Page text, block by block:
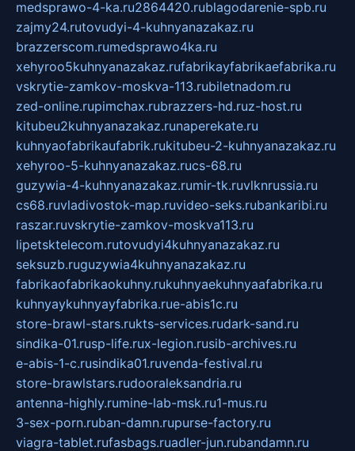
medsprawo-4-ka.ru2864420.rublagodarenie-spb.ru
zajmy24.rutovudyi-4-kuhnyanazakaz.ru
brazzerscom.rumedsprawo4ka.ru
xehyroo5kuhnyanazakaz.rufabrikayfabrikaefabrika.ru
vskrytie-zamkov-moskva-113.rubiletnadom.ru
zed-online.rupimchax.rubrazzers-hd.ruz-host.ru
kitubeu2kuhnyanazakaz.runaperekate.ru
kuhnyaofabrikaufabrik.rukitubeu-2-kuhnyanazakaz.ru
xehyroo-5-kuhnyanazakaz.rucs-68.ru
guzywia-4-kuhnyanazakaz.rumir-tk.ruvlknrussia.ru
cs68.ruvladivostok-map.ruvideo-seks.rubankaribi.ru
raszar.ruvskrytie-zamkov-moskva113.ru
lipetsktelecom.rutovudyi4kuhnyanazakaz.ru
seksuzb.ruguzywia4kuhnyanazakaz.ru
fabrikaofabrikaokuhny.rukuhnyaekuhnyaafabrika.ru
kuhnyaykuhnyayfabrika.rue-abis1c.ru
store-brawl-stars.rukts-services.rudark-sand.ru
sindika-01.rusp-life.rux-legion.rusib-archives.ru
e-abis-1-c.rusindika01.ruvenda-festival.ru
store-brawlstars.rudooraleksandria.ru
antenna-highly.rumine-lab-msk.ru1-mus.ru
3-sex-porn.ruban-damn.rupurse-factory.ru
viagra-tablet.rufasbags.ruadler-jun.rubandamn.ru